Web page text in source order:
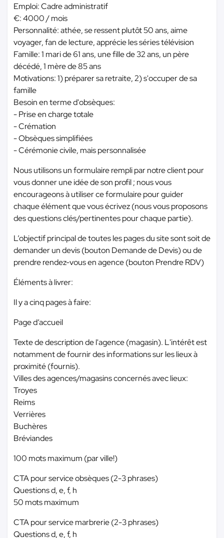
Emploi: Cadre administratif
€: 4000 / mois
Personnalité: athée, se ressent plutôt 50 ans, aime
voyager, fan de lecture, apprécie les séries télévision
Famille: 1 mari de 61 ans, une fille de 32 ans, un père
décédé, 1 mère de 85 ans
Motivations: 1) préparer sa retraite, 2) s'occuper de sa
famille
Besoin en terme d'obsèques:
- Prise en charge totale
- Crémation
- Obsèques simplifiées
- Cérémonie civile, mais personnalisée
Nous utilisons un formulaire rempli par notre client pour
vous donner une idée de son profil ; nous vous
encourageons à utiliser ce formulaire pour guider
chaque élément que vous écrivez (nous vous proposons
des questions clés/pertinentes pour chaque partie).
L’objectif principal de toutes les pages du site sont soit de
demander un devis (bouton Demande de Devis) ou de
prendre rendez-vous en agence (bouton Prendre RDV)
Éléments à livrer:
Il y a cinq pages à faire:
Page d’accueil
Texte de description de l'agence (magasin). L'intérêt est
notamment de fournir des informations sur les lieux à
proximité (fournis).
Villes des agences/magasins concernés avec lieux:
Troyes
Reims
Verrières
Buchères
Bréviandes
100 mots maximum (par ville!)
CTA pour service obsèques (2-3 phrases)
Questions d, e, f, h
50 mots maximum
CTA pour service marbrerie (2-3 phrases)
Questions d, e, f, h